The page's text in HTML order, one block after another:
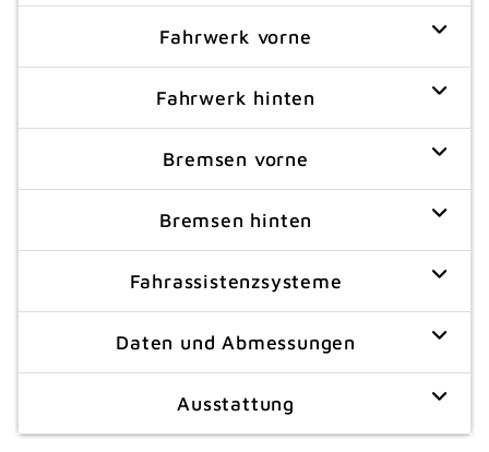
Fahrwerk vorne
Fahrwerk hinten
Bremsen vorne
Bremsen hinten
Fahrassistenzsysteme
Daten und Abmessungen
Ausstattung